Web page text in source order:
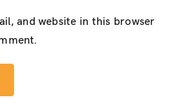
and website in this browser